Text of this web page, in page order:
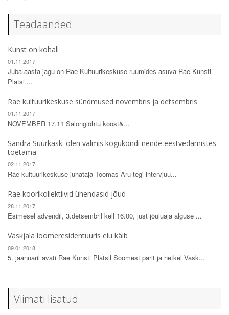
Teadaanded
Kunst on kohal!
01.11.2017
Juba aasta jagu on Rae Kultuurikeskuse ruumides asuva Rae Kunsti
Platsi ...
Rae kultuurikeskuse sündmused novembris ja detsembris
01.11.2017
NOVEMBER 17.11 Salongiõhtu koost&...
Sandra Suurkask: olen valmis kogukondi nende eestvedamistes
toetama
02.11.2017
Rae kultuurikeskuse juhataja Toomas Aru tegi intervjuu...
Rae koorikollektiivid ühendasid jõud
28.11.2017
Esimesel advendil, 3.detsembril kell 16.00, just jõuluaja alguse ...
Vaskjala loomeresidentuuris elu käib
09.01.2018
5. jaanuaril avati Rae Kunsti Platsil Soomest pärit ja hetkel Vask...
Viimati lisatud